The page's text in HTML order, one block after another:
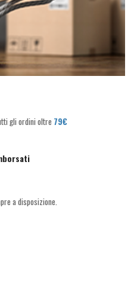
gli ordini oltre 79€
a disposizione.